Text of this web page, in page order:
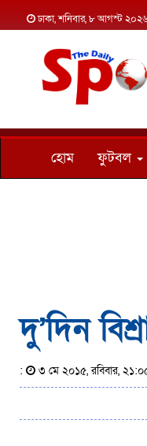
ঢাকা, শনিবার, ৮ আগস্ট
হোম ফুটবল
দু’দিন
: ৩ মে ২০১৫, রবিবার,